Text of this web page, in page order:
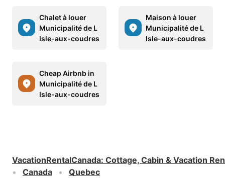
Chalet à louer
Municipalité de L
Isle-aux-coudres
Maison à louer
Municipalité de L
Isle-aux-coudres
Cheap Airbnb in
Municipalité de L
Isle-aux-coudres
VacationRentalCanada: Cottage, Cabin & Vacation
Canada
Quebec